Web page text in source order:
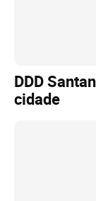
DDD
cidade